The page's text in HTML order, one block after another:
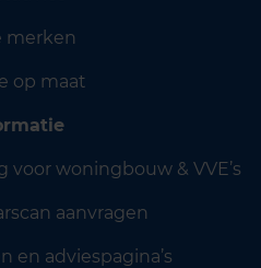
merken
op maat
voor woningbouw & VVE’s
aanvragen
en adviespagina’s